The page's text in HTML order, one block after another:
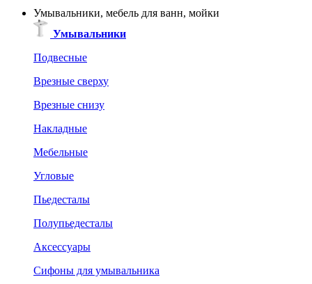
Умывальники, мебель для ванн, мойки
Умывальники
Подвесные
Врезные сверху
Врезные снизу
Накладные
Мебельные
Угловые
Пьедесталы
Полупьедесталы
Аксессуары
Сифоны для умывальника